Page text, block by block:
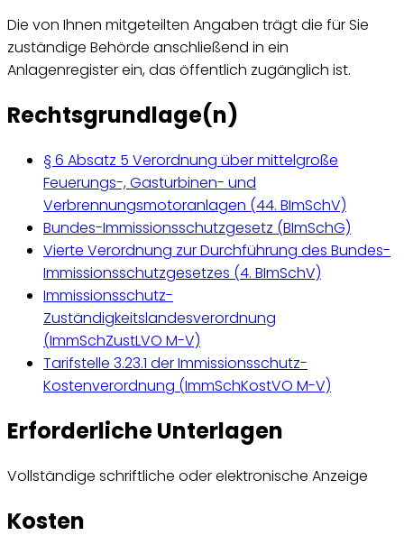
Die von Ihnen mitgeteilten Angaben trägt die für Sie
zuständige Behörde anschließend in ein
Anlagenregister ein, das öffentlich zugänglich ist.
Rechtsgrundlage(n)
§ 6 Absatz 5 Verordnung über mittelgroße
Feuerungs-, Gasturbinen- und
Verbrennungsmotoranlagen (44. BImSchV)
Bundes-Immissionsschutzgesetz (BImSchG)
Vierte Verordnung zur Durchführung des Bundes-
Immissionsschutzgesetzes (4. BImSchV)
Immissionsschutz-
Zuständigkeitslandesverordnung
(ImmSchZustLVO M-V)
Tarifstelle 3.23.1 der Immissionsschutz-
Kostenverordnung (ImmSchKostVO M-V)
Erforderliche Unterlagen
Vollständige schriftliche oder elektronische Anzeige
Kosten